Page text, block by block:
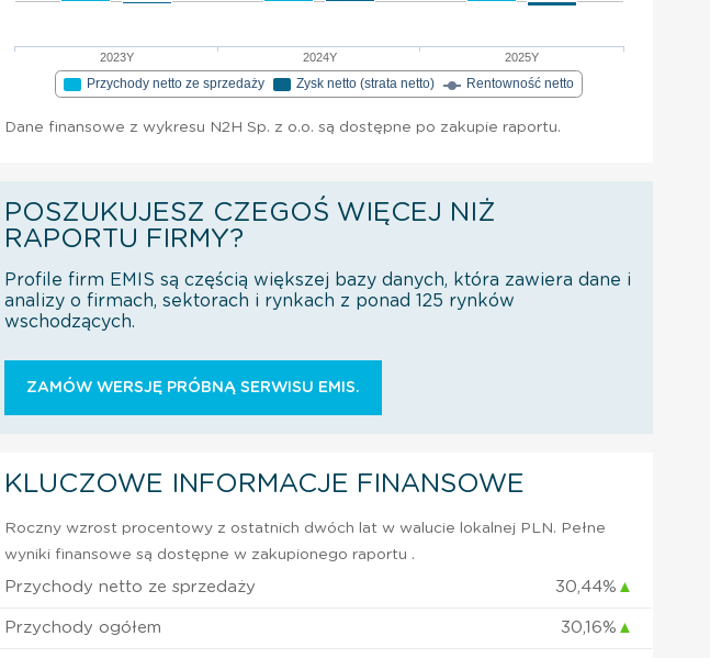
2023Y 2024Y 2025Y
Przychody netto ze sprzedaży Zysk netto (strata netto) Rentowność netto
Dane finansowe z wykresu N2H Sp. z o.o. są dostępne po zakupie raportu.
POSZUKUJESZ CZEGOŚ WIĘCEJ NIŻ
RAPORTU FIRMY?
Profile firm EMIS są częścią większej bazy danych, która zawiera dane i
analizy o firmach, sektorach i rynkach z ponad 125 rynków
wschodzących.
ZAMÓW WERSJĘ PRÓBNĄ SERWISU EMIS.
KLUCZOWE INFORMACJE FINANSOWE
Roczny wzrost procentowy z ostatnich dwóch lat w walucie lokalnej PLN. Pełne
wyniki finansowe są dostępne w zakupionego raportu .
Przychody netto ze sprzedaży 30,44% ▲
Przychody ogółem 30,16% ▲